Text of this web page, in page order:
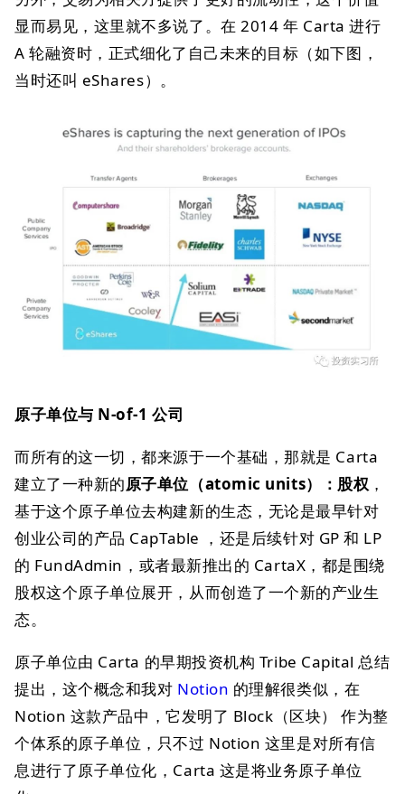
显而易见，这里就不多说了。在 2014 年 Carta 进行
A 轮融资时，正式细化了自己未来的目标（如下图，
当时还叫 eShares）。
原子单位与 N-of-1 公司
而所有的这一切，都来源于一个基础，那就是 Carta
建立了一种新的原子单位（atomic units）：股权 ，
基于这个原子单位去构建新的生态，无论是最早针对
创业公司的产品 CapTable ，还是后续针对 GP 和 LP
的 FundAdmin，或者最新推出的 CartaX，都是围绕
股权这个原子单位展开，从而创造了一个新的产业生
态。
原子单位由 Carta 的早期投资机构 Tribe Capital 总结
提出，这个概念和我对 Notion 的理解很类似，在
Notion 这款产品中，它发明了 Block（区块） 作为整
个体系的原子单位，只不过 Notion 这里是对所有信
息进行了原子单位化，Carta 这是将业务原子单位